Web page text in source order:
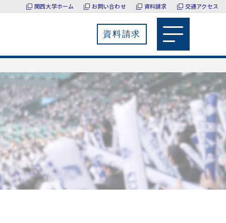
関西大学ホーム お問い合わせ 資料請求 交通アクセス
資料請求